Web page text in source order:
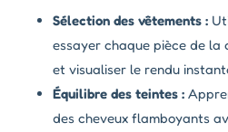
Sélection des vêtements :
essayer chaque pièce de la
et visualiser le rendu
Équilibre des teintes :
des cheveux flamboyants